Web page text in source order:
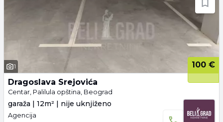
1
100 €
Dragoslava Srejovića
Centar, Palilula opština, Beograd
garaža | 12m² | nije uknjiženo
Agencija